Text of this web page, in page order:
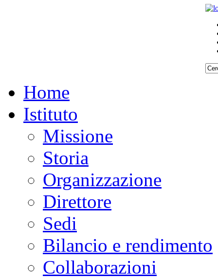
Home
Istituto
Missione
Storia
Organizzazione
Direttore
Sedi
Bilancio e rendimento
Collaborazioni